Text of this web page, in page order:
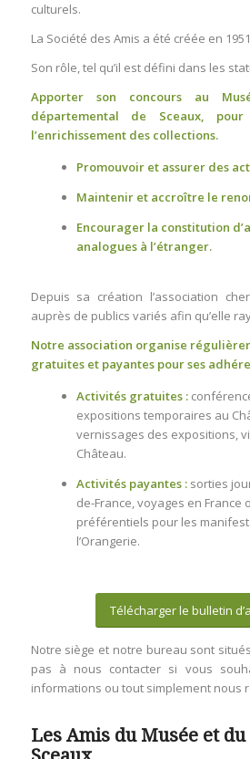
culturels.
La Société des Amis a été créée en
Son rôle, tel qu’il est défini dans les
Apporter son concours au
départemental de Sceaux,
l’enrichissement des collections.
Promouvoir et assurer des
Maintenir et accroître le
Encourager la constitution
analogues à l’étranger.
Depuis sa création l’association
auprès de publics variés afin qu’elle
Notre association organise
gratuites et payantes pour ses
Activités gratuites :
expositions temporaires au
vernissages des expositions,
Château.
Activités payantes :sorties
de-France, voyages en France
préférentiels pour les
l’Orangerie.
Télécharger le bulletin
Notre siège et notre bureau sont
pas à nous contacter si vous
informations ou tout simplement nous
Les Amis du Musée et